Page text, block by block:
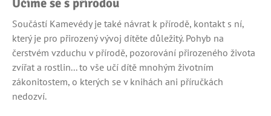
Součástí Kamevédy je také návrat k přírodě, kontakt s ní,
který je pro přirozený vývoj dítěte důležitý. Pohyb na
čerstvém vzduchu v přírodě, pozorování přirozeného života
zvířat a rostlin... to vše učí dítě mnohým životním
zákonitostem, o kterých se v knihách ani příručkách
nedozví.